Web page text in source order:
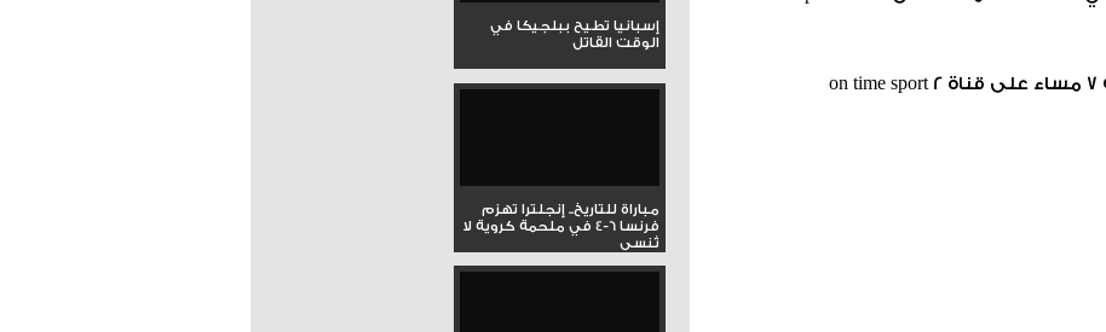
إسبانيا تطيح ببلجيكا في
الوقت القاتل
مباراة للتاريخ.. إنجلترا تهزم
فرنسا 6-4 في ملحمة كروية لا
تُنسى